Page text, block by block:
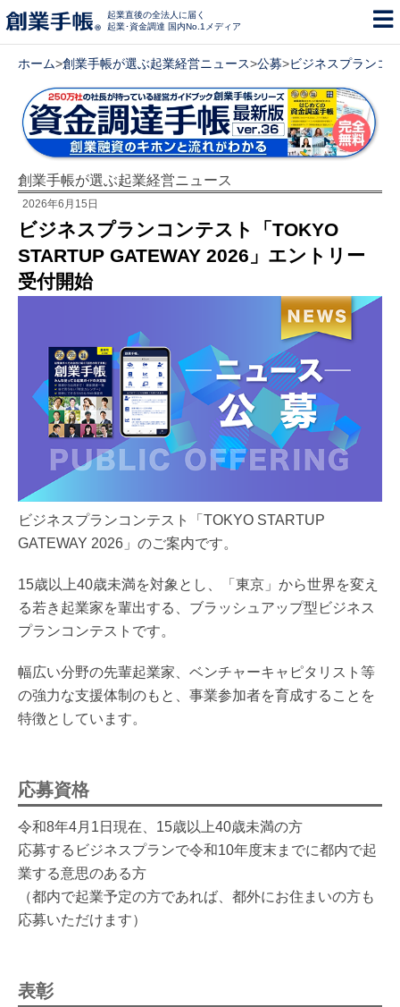
起業直後の全法人に届く
起業･資金調達 国内No.1メディア
ホーム>創業手帳が選ぶ起業経営ニュース>公募>ビジネスプランコ
創業手帳が選ぶ起業経営ニュース
2026年6月15日
ビジネスプランコンテスト「TOKYO
STARTUP GATEWAY 2026」エントリー
受付開始
ビジネスプランコンテスト「TOKYO STARTUP
GATEWAY 2026」のご案内です。
15歳以上40歳未満を対象とし、「東京」から世界を変え
る若き起業家を輩出する、ブラッシュアップ型ビジネス
プランコンテストです。
幅広い分野の先輩起業家、ベンチャーキャピタリスト等
の強力な支援体制のもと、事業参加者を育成することを
特徴としています。
応募資格
令和8年4月1日現在、15歳以上40歳未満の方
応募するビジネスプランで令和10年度末までに都内で起
業する意思のある方
（都内で起業予定の方であれば、都外にお住まいの方も
応募いただけます）
表彰